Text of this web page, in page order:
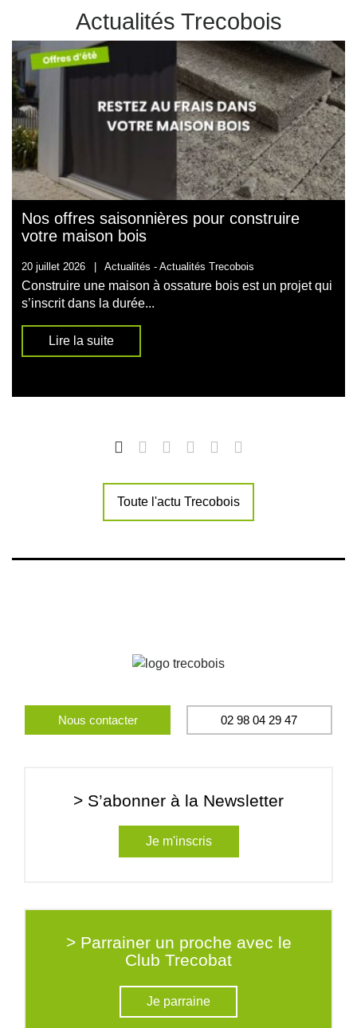
Actualités Trecobois
Nos offres saisonnières pour construire
votre maison bois
20 juillet 2026 | Actualités - Actualités Trecobois
Construire une maison à ossature bois est un projet qui
s’inscrit dans la durée...
Lire la suite
Toute l'actu Trecobois
Nous contacter 02 98 04 29 47
> S’abonner à la Newsletter
Je m'inscris
> Parrainer un proche avec le
Club Trecobat
Je parraine